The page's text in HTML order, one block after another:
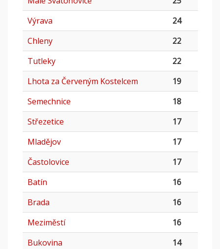
Výrava
24
Chleny
22
Tutleky
22
Lhota za Červeným Kostelcem
19
Semechnice
18
Střezetice
17
Mladějov
17
Častolovice
17
Batín
16
Brada
16
Meziměstí
16
Bukovina
14